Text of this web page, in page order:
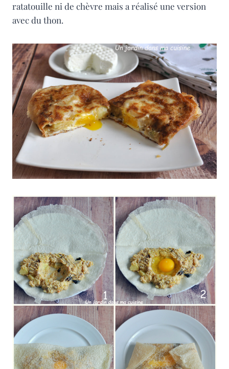
ratatouille ni de chèvre mais a réalisé une version
avec du thon.